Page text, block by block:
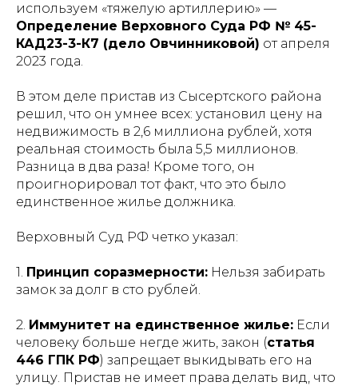
используем «тяжелую артиллерию» —
Определение Верховного Суда РФ № 45-
КАД23-3-К7 (дело Овчинниковой) от апреля
2023 года.
В этом деле пристав из Сысертского района
решил, что он умнее всех: установил цену на
недвижимость в 2,6 миллиона рублей, хотя
реальная стоимость была 5,5 миллионов.
Разница в два раза! Кроме того, он
проигнорировал тот факт, что это было
единственное жилье должника.
Верховный Суд РФ четко указал:
1. Принцип соразмерности: Нельзя забирать
замок за долг в сто рублей.
2. Иммунитет на единственное жилье: Если
человеку больше негде жить, закон (статья
446 ГПК РФ) запрещает выкидывать его на
улицу. Пристав не имеет права делать вид, что